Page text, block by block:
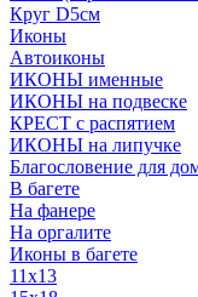
Круг D5см
Иконы
Автоиконы
ИКОНЫ именные
ИКОНЫ на подвеске
КРЕСТ с распятием
ИКОНЫ на липучке
Благословение для
В багете
На фанере
На оргалите
Иконы в багете
11x13